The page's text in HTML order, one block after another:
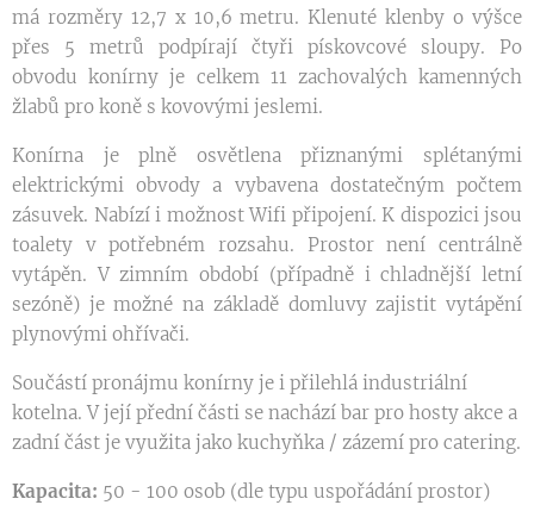
má rozměry 12,7 x 10,6 metru. Klenuté klenby o výšce
přes 5 metrů podpírají čtyři pískovcové sloupy. Po
obvodu konírny je celkem 11 zachovalých kamenných
žlabů pro koně s kovovými jeslemi.
Konírna je plně osvětlena přiznanými splétanými
elektrickými obvody a vybavena dostatečným počtem
zásuvek. Nabízí i možnost Wifi připojení. K dispozici jsou
toalety v potřebném rozsahu. Prostor není centrálně
vytápěn. V zimním období (případně i chladnější letní
sezóně) je možné na základě domluvy zajistit vytápění
plynovými ohřívači.
Součástí pronájmu konírny je i přilehlá industriální
kotelna. V její přední části se nachází bar pro hosty akce a
zadní část je využita jako kuchyňka / zázemí pro catering.
Kapacita: 50 - 100 osob (dle typu uspořádání prostor)